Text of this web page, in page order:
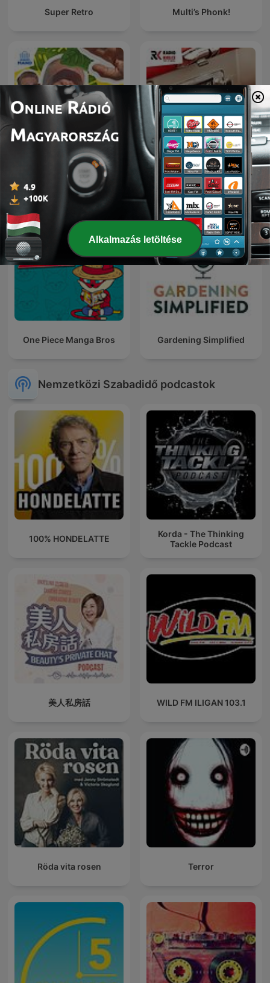
Super Retro Multi’s Phonk!
Wat een Week!
AUTO RADIO - MOTO
RADIO
One Piece Manga Bros Gardening Simplified
Nemzetközi Szabadidő podcastok
100% HONDELATTE
Korda - The Thinking
Tackle Podcast
美人私房話 WILD FM ILIGAN 103.1
Röda vita rosen Terror
Alkalmazás letöltése